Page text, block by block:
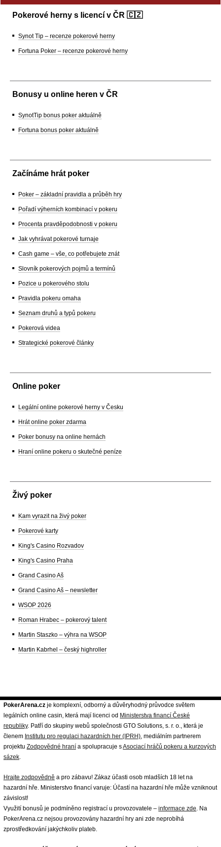
Pokerové herny s licencí v ČR 🇨🇿
Synot Tip – recenze pokerové herny
Fortuna Poker – recenze pokerové herny
Bonusy u online heren v ČR
SynotTip bonus poker aktuálně
Fortuna bonus poker aktuálně
Začínáme hrát poker
Poker – základní pravidla a průběh hry
Pořadí výherních kombinací v pokeru
Procenta pravděpodobnosti v pokeru
Jak vyhrávat pokerové turnaje
Cash game – vše, co potřebujete znát
Slovník pokerových pojmů a termínů
Pozice u pokerového stolu
Pravidla pokeru omaha
Seznam druhů a typů pokeru
Pokerová videa
Strategické pokerové články
Online poker
Legální online pokerové herny v Česku
Hrát online poker zdarma
Poker bonusy na online hernách
Hraní online pokeru o skutečné peníze
Živý poker
Kam vyrazit na živý poker
Pokerové karty
King's Casino Rozvadov
King's Casino Praha
Grand Casino Aš
Grand Casino Aš – newsletter
WSOP 2026
Roman Hrabec – pokerový talent
Martin Staszko – výhra na WSOP
Martin Kabrhel – český highroller
PokerArena.cz je komplexní, odborný a důvěryhodný průvodce světem
legálních online casin, která mají licenci od Ministerstva financí České
republiky. Patří do skupiny webů společnosti GTO Solutions, s. r. o., která je
členem Institutu pro regulaci hazardních her (IPRH), mediálním partnerem
projektu Zodpovědné hraní a spolupracuje sAsociací hráčů pokeru a kurzových
sázek.
Hrajte zodpovědně a pro zábavu! Zákaz účasti osob mladších 18 let na
hazardní hře. Ministerstvo financí varuje: Účastí na hazardní hře může vzniknout
závislost!
Využití bonusů je podmíněno registrací u provozovatele – informace zde. Na
PokerArena.cz nejsou provozovány hazardní hry ani zde neprobíhá
zprostředkování jakýchkoliv plateb.